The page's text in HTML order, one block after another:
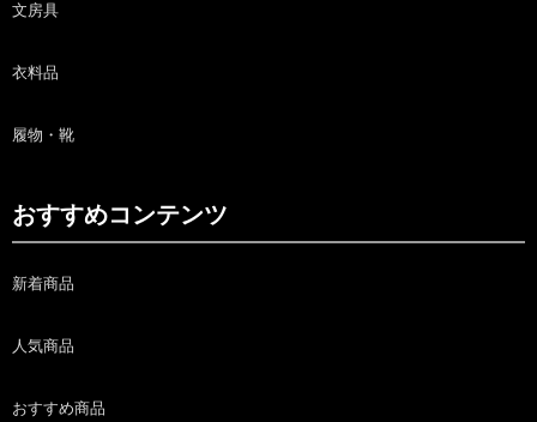
文房具
衣料品
履物・靴
おすすめコンテンツ
新着商品
人気商品
おすすめ商品